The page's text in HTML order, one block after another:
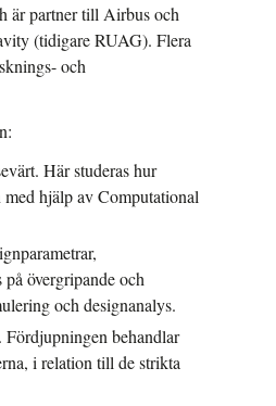
är partner till Airbus och
(tidigare RUAG). Flera
och
Här studeras hur
hjälp av Computational
övergripande och
och designanalys.
behandlar
i relation till de strikta